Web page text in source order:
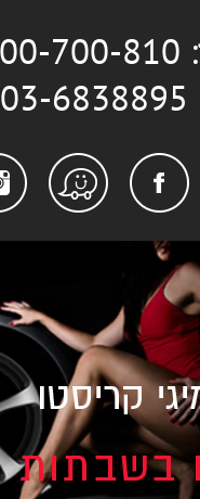
03-6838895